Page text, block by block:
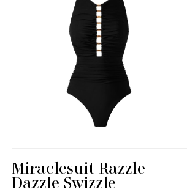
Miraclesuit Razzle
Dazzle Swizzle